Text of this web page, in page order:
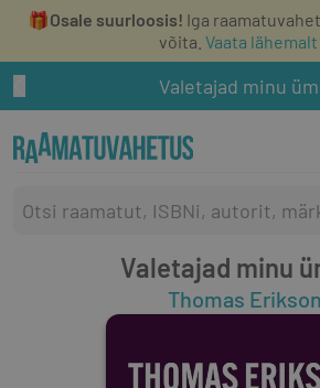
🎁Osale suurloosis! Iga
võita. Vaata
Valetajad minu
Valetajad minu
Thomas Erikson